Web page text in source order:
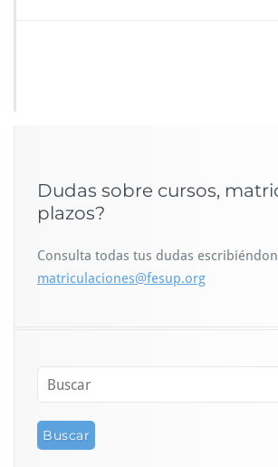
Dudas sobre cursos,
plazos?
Consulta todas tus dudas
matriculaciones@fesup.org